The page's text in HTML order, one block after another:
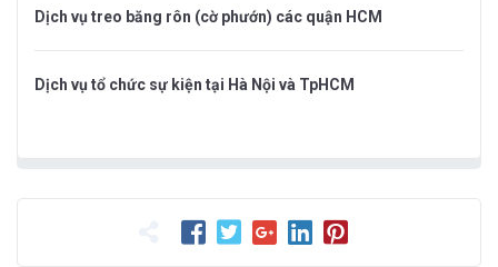
Dịch vụ treo băng rôn (cờ phướn) các quận HCM
Dịch vụ tổ chức sự kiện tại Hà Nội và TpHCM